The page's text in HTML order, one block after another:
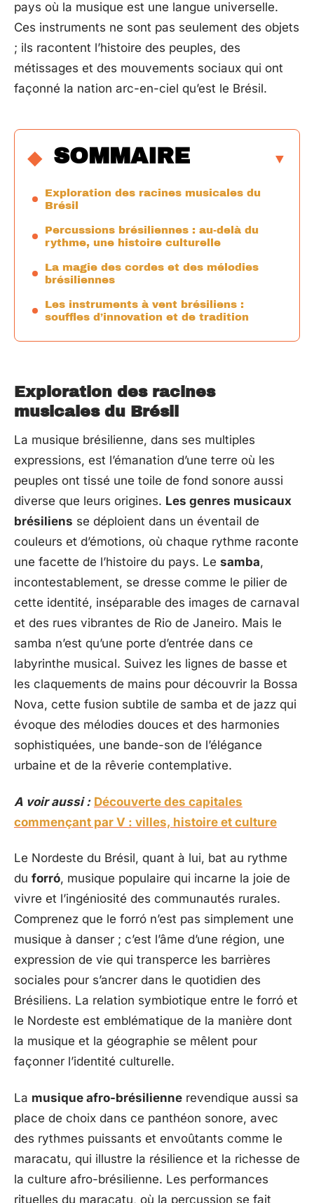
pays où la musique est une langue universelle.
Ces instruments ne sont pas seulement des objets
; ils racontent l’histoire des peuples, des
métissages et des mouvements sociaux qui ont
façonné la nation arc-en-ciel qu’est le Brésil.
SOMMAIRE
Exploration des racines musicales du
Brésil
Percussions brésiliennes : au-delà du
rythme, une histoire culturelle
La magie des cordes et des mélodies
brésiliennes
Les instruments à vent brésiliens :
souffles d’innovation et de tradition
Exploration des racines
musicales du Brésil
La musique brésilienne, dans ses multiples
expressions, est l’émanation d’une terre où les
peuples ont tissé une toile de fond sonore aussi
diverse que leurs origines. Les genres musicaux
brésiliens se déploient dans un éventail de
couleurs et d’émotions, où chaque rythme raconte
une facette de l’histoire du pays. Le samba,
incontestablement, se dresse comme le pilier de
cette identité, inséparable des images de carnaval
et des rues vibrantes de Rio de Janeiro. Mais le
samba n’est qu’une porte d’entrée dans ce
labyrinthe musical. Suivez les lignes de basse et
les claquements de mains pour découvrir la Bossa
Nova, cette fusion subtile de samba et de jazz qui
évoque des mélodies douces et des harmonies
sophistiquées, une bande-son de l’élégance
urbaine et de la rêverie contemplative.
A voir aussi : Découverte des capitales
commençant par V : villes, histoire et culture
Le Nordeste du Brésil, quant à lui, bat au rythme
du forró, musique populaire qui incarne la joie de
vivre et l’ingéniosité des communautés rurales.
Comprenez que le forró n’est pas simplement une
musique à danser ; c’est l’âme d’une région, une
expression de vie qui transperce les barrières
sociales pour s’ancrer dans le quotidien des
Brésiliens. La relation symbiotique entre le forró et
le Nordeste est emblématique de la manière dont
la musique et la géographie se mêlent pour
façonner l’identité culturelle.
La musique afro-brésilienne revendique aussi sa
place de choix dans ce panthéon sonore, avec
des rythmes puissants et envoûtants comme le
maracatu, qui illustre la résilience et la richesse de
la culture afro-brésilienne. Les performances
rituelles du maracatu, où la percussion se fait